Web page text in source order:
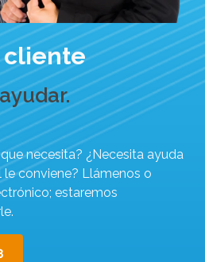
cliente
necesita? ¿Necesita ayuda
conviene? Llámenos o
estaremos